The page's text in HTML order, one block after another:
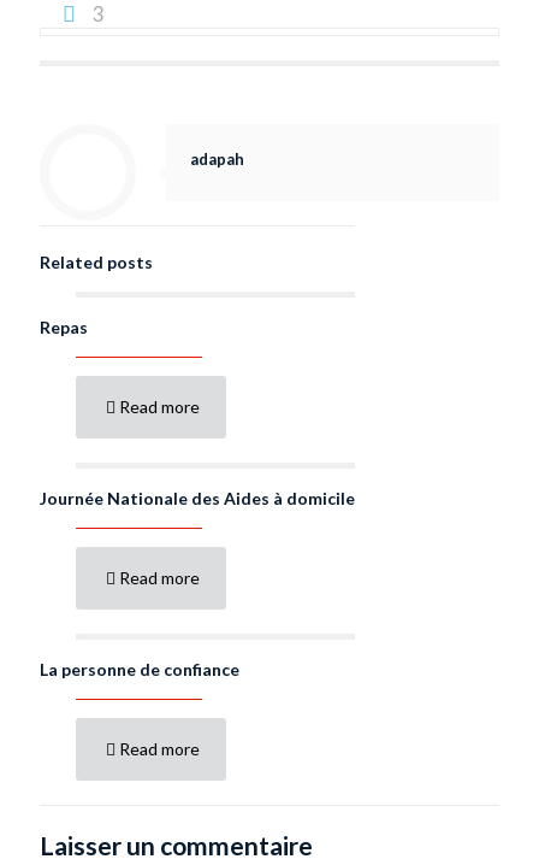
3
adapah
Related posts
Repas
Read more
Journée Nationale des Aides à domicile
Read more
La personne de confiance
Read more
Laisser un commentaire